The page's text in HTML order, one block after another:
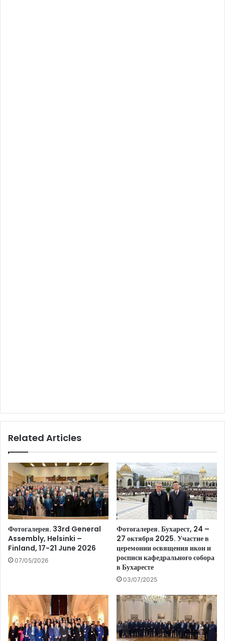
Related Articles
Фотогалерея. 33rd General
Assembly, Helsinki –
Finland, 17-21 June 2026
07/05/2026
Фотогалерея. Бухарест, 24 –
27 октября 2025. Участие в
церемонии освящения икон и
росписи кафедрального собора
в Бухаресте
03/07/2025